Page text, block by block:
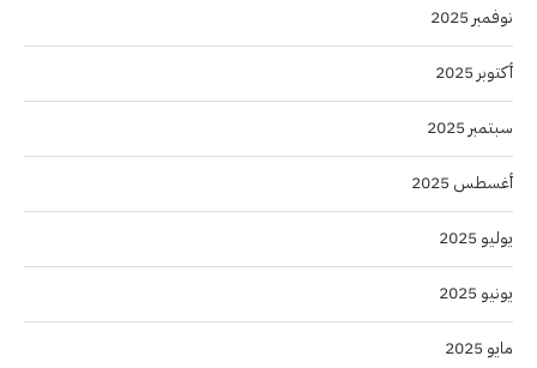
نوفمبر 2025
أكتوبر 2025
سبتمبر 2025
أغسطس 2025
يوليو 2025
يونيو 2025
مايو 2025